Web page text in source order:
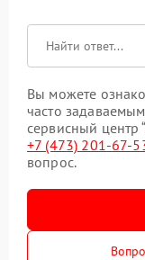
Вы можете
часто
сервисный центр
+7 (473) 201-67-
вопрос.